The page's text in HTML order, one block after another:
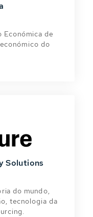
Económica de
do
Solutions
do mundo,
tecnologia da